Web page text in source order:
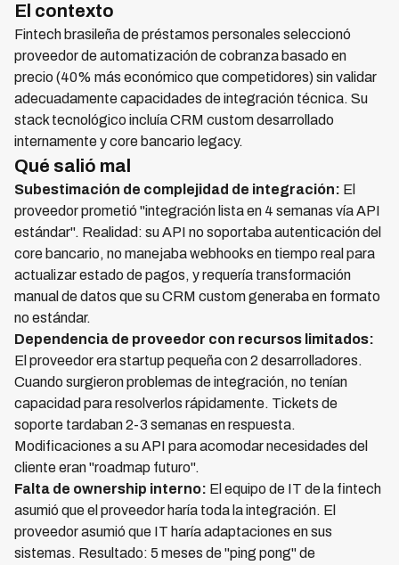
El contexto
Fintech brasileña de préstamos personales seleccionó
proveedor de automatización de cobranza basado en
precio (40% más económico que competidores) sin validar
adecuadamente capacidades de integración técnica. Su
stack tecnológico incluía CRM custom desarrollado
internamente y core bancario legacy.
Qué salió mal
Subestimación de complejidad de integración: El
proveedor prometió "integración lista en 4 semanas vía API
estándar". Realidad: su API no soportaba autenticación del
core bancario, no manejaba webhooks en tiempo real para
actualizar estado de pagos, y requería transformación
manual de datos que su CRM custom generaba en formato
no estándar.
Dependencia de proveedor con recursos limitados:
El proveedor era startup pequeña con 2 desarrolladores.
Cuando surgieron problemas de integración, no tenían
capacidad para resolverlos rápidamente. Tickets de
soporte tardaban 2-3 semanas en respuesta.
Modificaciones a su API para acomodar necesidades del
cliente eran "roadmap futuro".
Falta de ownership interno: El equipo de IT de la fintech
asumió que el proveedor haría toda la integración. El
proveedor asumió que IT haría adaptaciones en sus
sistemas. Resultado: 5 meses de "ping pong" de